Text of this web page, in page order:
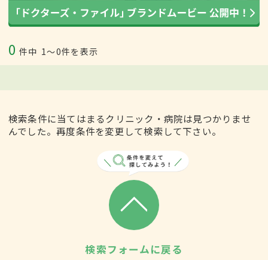
0 件中 1〜0件を表示
検索条件に当てはまるクリニック・病院は見つかりませ
んでした。再度条件を変更して検索して下さい。
検索フォームに戻る